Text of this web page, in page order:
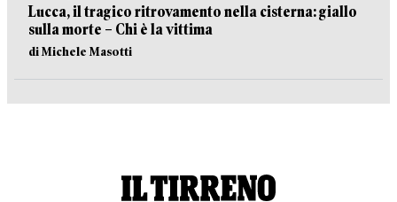
Lucca, il tragico ritrovamento nella cisterna: giallo
sulla morte – Chi è la vittima
di Michele Masotti